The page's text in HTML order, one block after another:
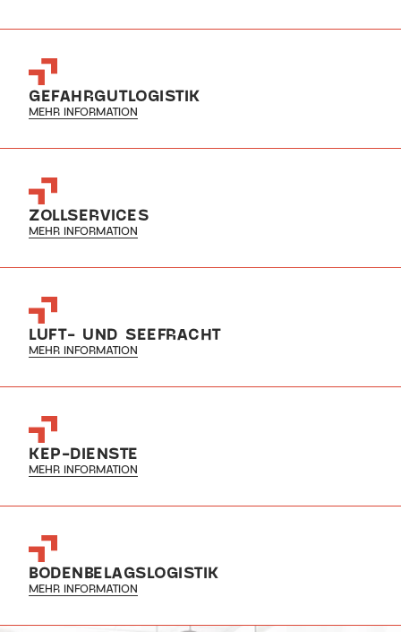
GEFAHRGUTLOGISTIK
MEHR INFORMATION
ZOLLSERVICES
MEHR INFORMATION
LUFT- UND SEEFRACHT
MEHR INFORMATION
KEP-DIENSTE
MEHR INFORMATION
BODENBELAGSLOGISTIK
MEHR INFORMATION